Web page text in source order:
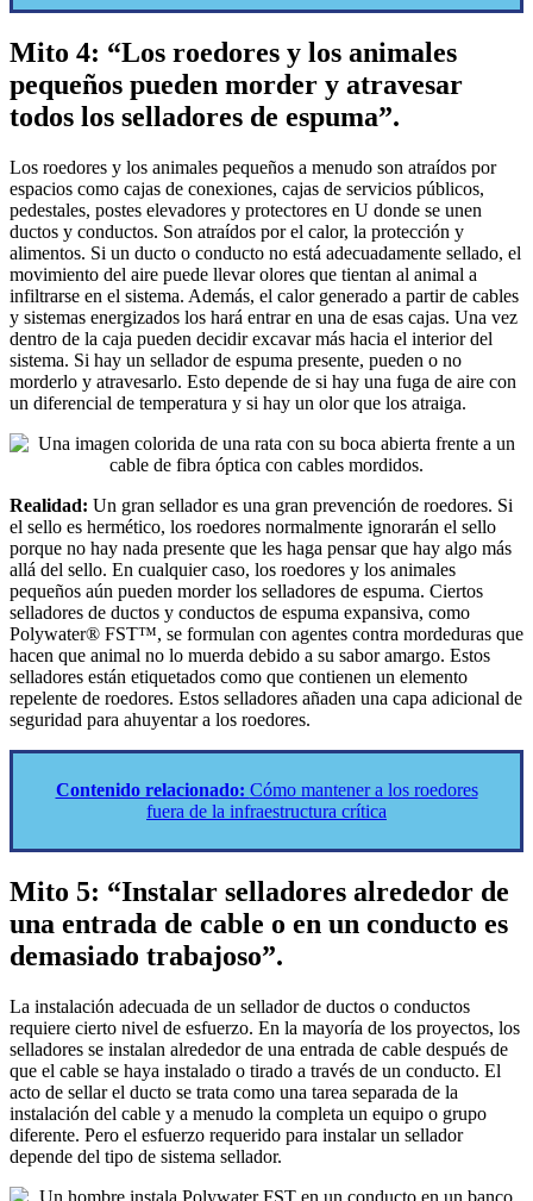
Mito 4: “Los roedores y los animales
pequeños pueden morder y atravesar
todos los selladores de espuma”.
Los roedores y los animales pequeños a menudo son atraídos por
espacios como cajas de conexiones, cajas de servicios públicos,
pedestales, postes elevadores y protectores en U donde se unen
ductos y conductos. Son atraídos por el calor, la protección y
alimentos. Si un ducto o conducto no está adecuadamente sellado, el
movimiento del aire puede llevar olores que tientan al animal a
infiltrarse en el sistema. Además, el calor generado a partir de cables
y sistemas energizados los hará entrar en una de esas cajas. Una vez
dentro de la caja pueden decidir excavar más hacia el interior del
sistema. Si hay un sellador de espuma presente, pueden o no
morderlo y atravesarlo. Esto depende de si hay una fuga de aire con
un diferencial de temperatura y si hay un olor que los atraiga.
Realidad: Un gran sellador es una gran prevención de roedores. Si
el sello es hermético, los roedores normalmente ignorarán el sello
porque no hay nada presente que les haga pensar que hay algo más
allá del sello. En cualquier caso, los roedores y los animales
pequeños aún pueden morder los selladores de espuma. Ciertos
selladores de ductos y conductos de espuma expansiva, como
Polywater® FST™, se formulan con agentes contra mordeduras que
hacen que animal no lo muerda debido a su sabor amargo. Estos
selladores están etiquetados como que contienen un elemento
repelente de roedores. Estos selladores añaden una capa adicional de
seguridad para ahuyentar a los roedores.
Contenido relacionado: Cómo mantener a los roedores
fuera de la infraestructura crítica
Mito 5: “Instalar selladores alrededor de
una entrada de cable o en un conducto es
demasiado trabajoso”.
La instalación adecuada de un sellador de ductos o conductos
requiere cierto nivel de esfuerzo. En la mayoría de los proyectos, los
selladores se instalan alrededor de una entrada de cable después de
que el cable se haya instalado o tirado a través de un conducto. El
acto de sellar el ducto se trata como una tarea separada de la
instalación del cable y a menudo la completa un equipo o grupo
diferente. Pero el esfuerzo requerido para instalar un sellador
depende del tipo de sistema sellador.